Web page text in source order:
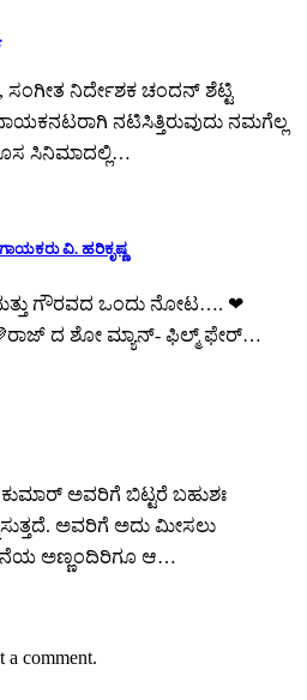
ನಿರ್ದೇಶಕ ಚಂದನ್ ಶೆಟ್ಟಿ
ನಟಿಸಿತ್ತಿರುವುದು ನಮಗೆಲ್ಲ
ಸಿನಿಮಾದಲ್ಲಿ…
ವಿ. ಹರಿಕೃಷ್ಣ
ಮತ್ತು ಗೌರವದ ಒಂದು ನೋಟ…. ❤
ದ ಶೋ ಮ್ಯಾನ್- ಫಿಲ್ಮ್ ಫೇರ್…
ಅವರಿಗೆ ಬಿಟ್ಟರೆ ಬಹುಶಃ
ಅವರಿಗೆ ಅದು ಮೀಸಲು
ಅಣ್ಣಂದಿರಿಗೂ ಆ…
a comment.